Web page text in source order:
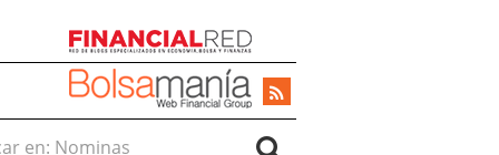
en: